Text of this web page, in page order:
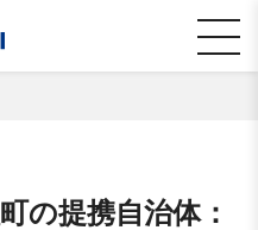
の提携自治体：